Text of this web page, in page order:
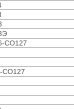
СО127
СО127